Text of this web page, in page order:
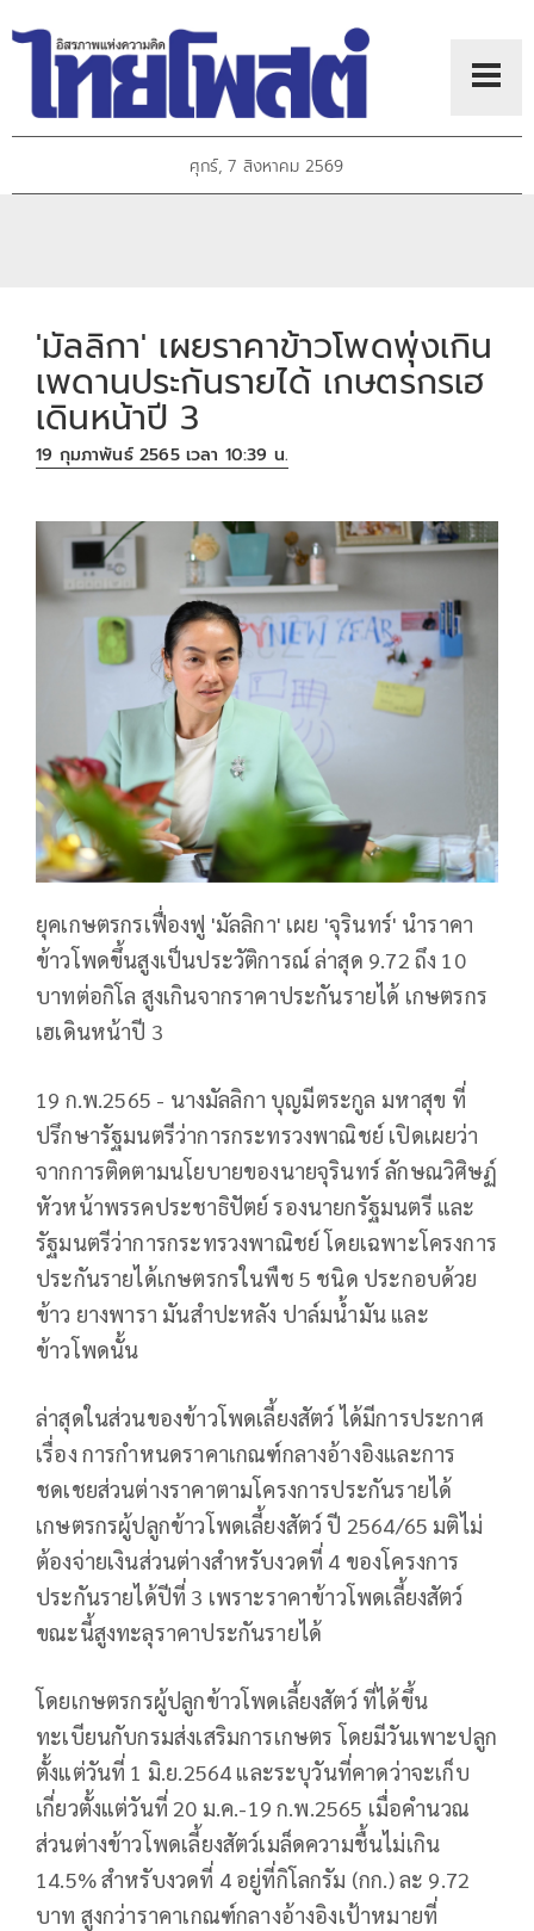
ศุกร์, 7 สิงหาคม 2569
'มัลลิกา' เผยราคาข้าวโพดพุ่งเกิน
เพดานประกันรายได้ เกษตรกรเฮ
เดินหน้าปี 3
19 กุมภาพันธ์ 2565 เวลา 10:39 น.
ยุคเกษตรกรเฟื่องฟู 'มัลลิกา' เผย 'จุรินทร์' นำราคา
ข้าวโพดขึ้นสูงเป็นประวัติการณ์ ล่าสุด 9.72 ถึง 10
บาทต่อกิโล สูงเกินจากราคาประกันรายได้ เกษตรกร
เฮเดินหน้าปี 3
19 ก.พ.2565 - นางมัลลิกา บุญมีตระกูล มหาสุข ที่
ปรึกษารัฐมนตรีว่าการกระทรวงพาณิชย์ เปิดเผยว่า
จากการติดตามนโยบายของนายจุรินทร์ ลักษณวิศิษฏ์
หัวหน้าพรรคประชาธิปัตย์ รองนายกรัฐมนตรี และ
รัฐมนตรีว่าการกระทรวงพาณิชย์ โดยเฉพาะโครงการ
ประกันรายได้เกษตรกรในพืช 5 ชนิด ประกอบด้วย
ข้าว ยางพารา มันสำปะหลัง ปาล์มน้ำมัน และ
ข้าวโพดนั้น
ล่าสุดในส่วนของข้าวโพดเลี้ยงสัตว์ ได้มีการประกาศ
เรื่อง การกำหนดราคาเกณฑ์กลางอ้างอิงและการ
ชดเชยส่วนต่างราคาตามโครงการประกันรายได้
เกษตรกรผู้ปลูกข้าวโพดเลี้ยงสัตว์ ปี 2564/65 มติไม่
ต้องจ่ายเงินส่วนต่างสำหรับงวดที่ 4 ของโครงการ
ประกันรายได้ปีที่ 3 เพราะราคาข้าวโพดเลี้ยงสัตว์
ขณะนี้สูงทะลุราคาประกันรายได้
โดยเกษตรกรผู้ปลูกข้าวโพดเลี้ยงสัตว์ ที่ได้ขึ้น
ทะเบียนกับกรมส่งเสริมการเกษตร โดยมีวันเพาะปลูก
ตั้งแต่วันที่ 1 มิ.ย.2564 และระบุวันที่คาดว่าจะเก็บ
เกี่ยวตั้งแต่วันที่ 20 ม.ค.-19 ก.พ.2565 เมื่อคำนวณ
ส่วนต่างข้าวโพดเลี้ยงสัตว์เมล็ดความชื้นไม่เกิน
14.5% สำหรับงวดที่ 4 อยู่ที่กิโลกรัม (กก.) ละ 9.72
บาท สูงกว่าราคาเกณฑ์กลางอ้างอิงเป้าหมายที่